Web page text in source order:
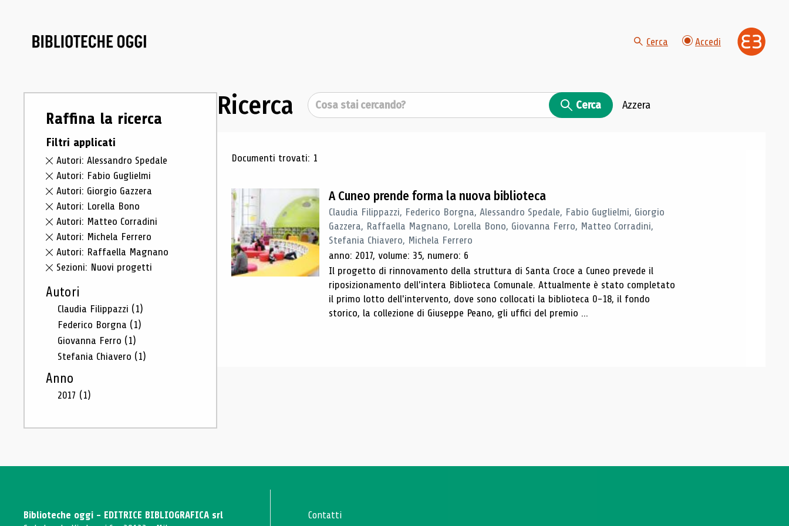
Cerca Accedi
Raffina la ricerca
Filtri applicati
Autori: Alessandro Spedale
Autori: Fabio Guglielmi
Autori: Giorgio Gazzera
Autori: Lorella Bono
Autori: Matteo Corradini
Autori: Michela Ferrero
Autori: Raffaella Magnano
Sezioni: Nuovi progetti
Autori
Claudia Filippazzi (1)
Federico Borgna (1)
Giovanna Ferro (1)
Stefania Chiavero (1)
Anno
2017 (1)
Ricerca Cerca Cerca Azzera
Risultati di ricerca
Documenti trovati: 1
A Cuneo prende forma la nuova biblioteca
Claudia Filippazzi, Federico Borgna, Alessandro Spedale, Fabio Guglielmi, Giorgio
Gazzera, Raffaella Magnano, Lorella Bono, Giovanna Ferro, Matteo Corradini,
Stefania Chiavero, Michela Ferrero
anno: 2017, volume: 35, numero: 6
Il progetto di rinnovamento della struttura di Santa Croce a Cuneo prevede il
riposizionamento dell'intera Biblioteca Comunale. Attualmente è stato completato
il primo lotto dell'intervento, dove sono collocati la biblioteca 0-18, il fondo
storico, la collezione di Giuseppe Peano, gli uffici del premio ...
Biblioteche oggi - EDITRICE BIBLIOGRAFICA srl
Contatti